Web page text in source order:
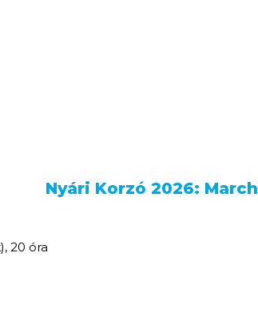
Nyári Korzó 2026:
20 óra